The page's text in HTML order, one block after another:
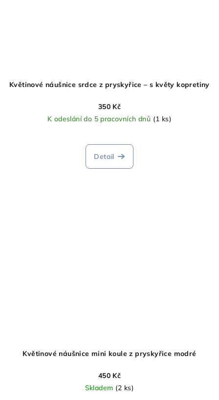
Květinové náušnice srdce z pryskyřice – s květy kopretiny
350 Kč
K odeslání do 5 pracovních dnů (1 ks)
Detail
Květinové náušnice mini koule z pryskyřice modré
450 Kč
Skladem (2 ks)